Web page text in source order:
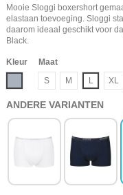
Mooie Sloggi boxershort
elastaan toevoeging. Sloggi
daarom ideaal geschikt voor
Black.
Kleur
Maat
S
M L XL
ANDERE VARIANTEN